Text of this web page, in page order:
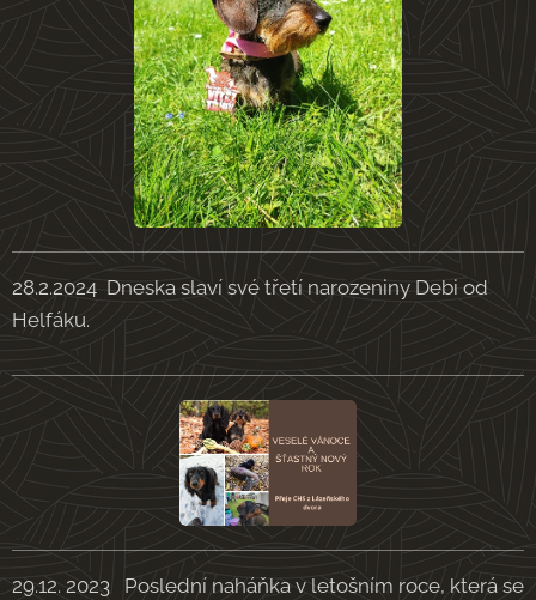
28.2.2024 Dneska slaví své třetí narozeniny Debi od
Helfáku.
29.12. 2023 Poslední naháňka v letošním roce, která se